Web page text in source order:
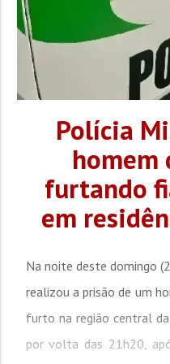
Polícia
homem
furtando
em
Na noite deste domingo
realizou a prisão de um
furto na região central
por volta das 21h20,